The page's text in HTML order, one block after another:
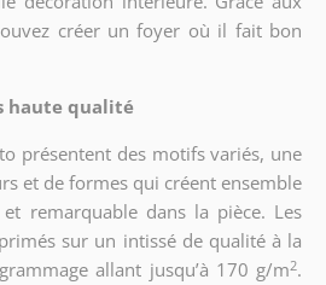
créer un foyer où il fait bon
haute qualité
présentent des motifs variés, une
et de formes qui créent ensemble
remarquable dans la pièce. Les
sur un intissé de qualité à la
allant jusqu’à 170 g/m2.